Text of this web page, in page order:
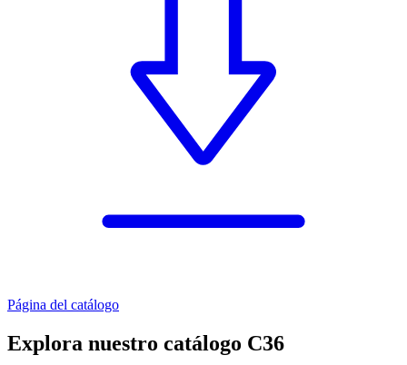
Página del catálogo
Explora nuestro catálogo C36